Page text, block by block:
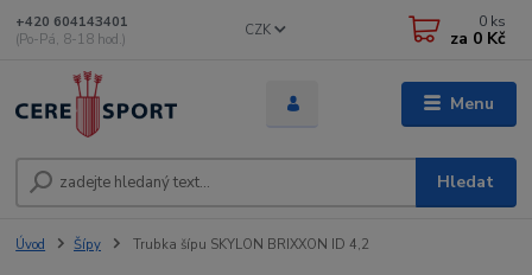
Menu
CZK
Hledat
+420 604143401
(Po-Pá, 8-18 hod.)
0 ks
za 0 Kč
Úvod Šípy Trubka šípu SKYLON BRIXXON ID 4,2